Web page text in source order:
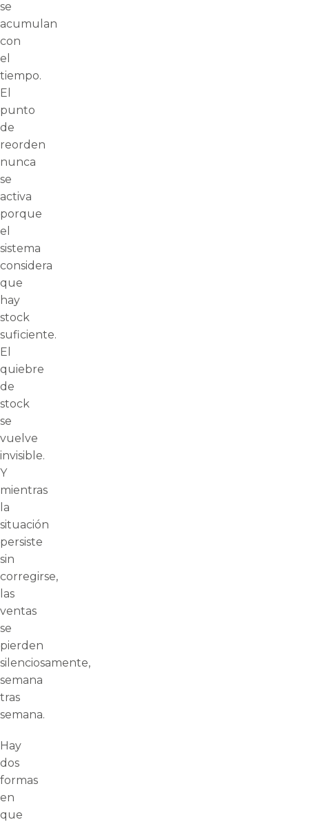
se
acumulan
con
el
tiempo.
El
punto
de
reorden
nunca
se
activa
porque
el
sistema
considera
que
hay
stock
suficiente.
El
quiebre
de
stock
se
vuelve
invisible.
Y
mientras
la
situación
persiste
sin
corregirse,
las
ventas
se
pierden
silenciosamente,
semana
tras
semana.
Hay
dos
formas
en
que